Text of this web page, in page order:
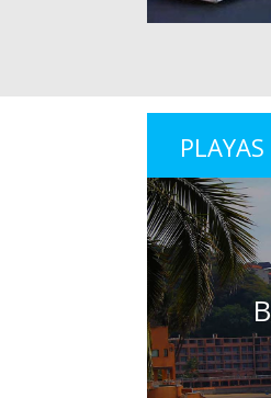
PLAYAS